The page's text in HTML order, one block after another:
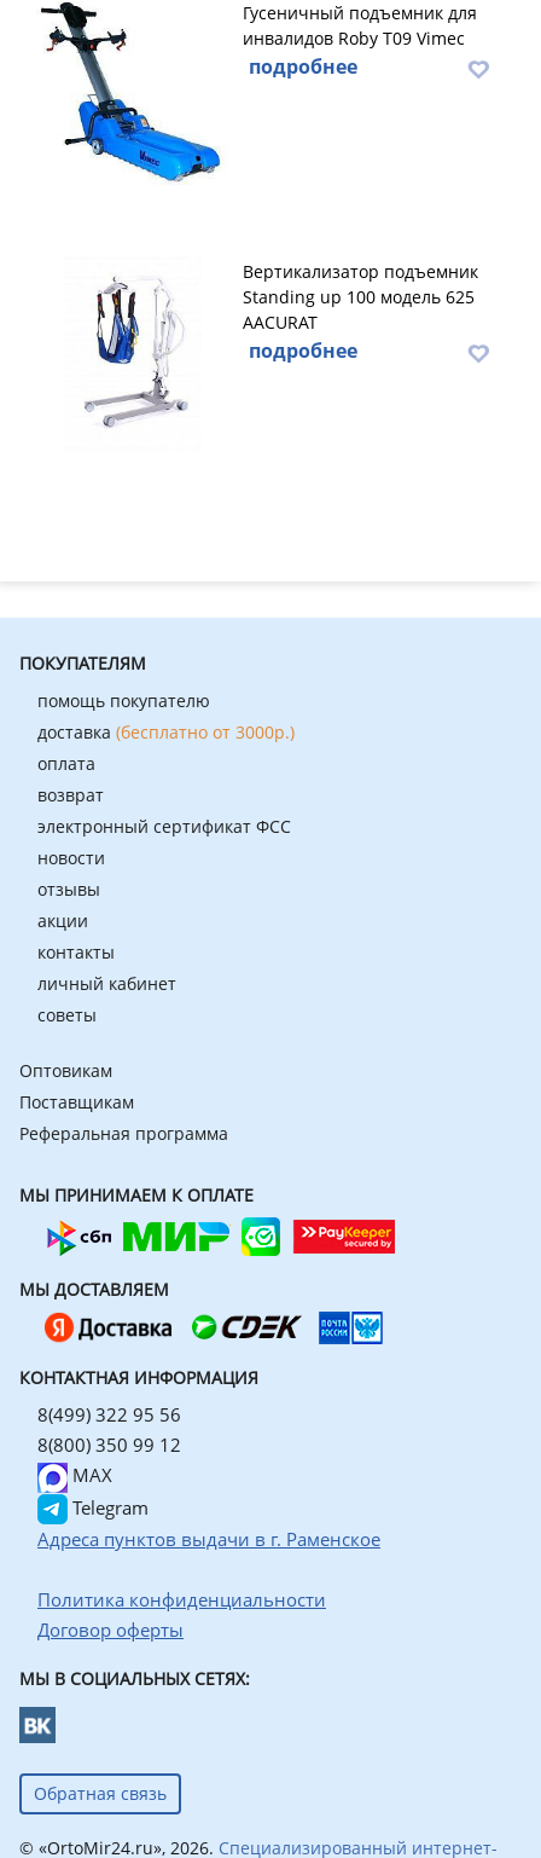
Гусеничный подъемник для
инвалидов Roby Т09 Vimec
подробнее
Вертикализатор подъемник
Standing up 100 модель 625
AACURAT
подробнее
ПОКУПАТЕЛЯМ
помощь покупателю
доставка (бесплатно от 3000р.)
оплата
возврат
электронный сертификат ФСС
новости
отзывы
акции
контакты
личный кабинет
советы
Оптовикам
Поставщикам
Реферальная программа
МЫ ПРИНИМАЕМ К ОПЛАТЕ
МЫ ДОСТАВЛЯЕМ
КОНТАКТНАЯ ИНФОРМАЦИЯ
8(499) 322 95 56
8(800) 350 99 12
MAX
Telegram
Адреса пунктов выдачи в г. Раменское
Политика конфиденциальности
Договор оферты
МЫ В СОЦИАЛЬНЫХ СЕТЯХ:
Обратная связь
© «OrtoMir24.ru», 2026. Специализированный интернет-